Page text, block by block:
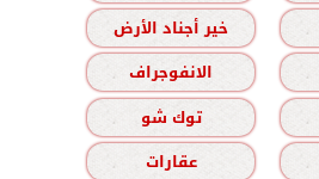
خير أجناد الأرض
الانفوجراف
توك شو
عقارات